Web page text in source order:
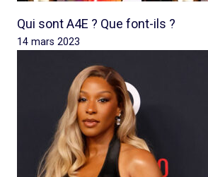
Qui sont A4E ? Que font-ils ?
14 mars 2023